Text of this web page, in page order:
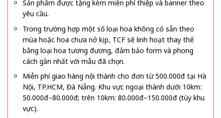
Sản phẩm được tặng kèm miễn phí thiệp và banner theo
yêu cầu.
Trong trường hợp một số loại hoa không có sẵn theo
mùa hoặc hoa chưa nở kịp, TCF sẽ linh hoạt thay thế
bằng loại hoa tương đương, đảm bảo form và phong
cách gần nhất với mẫu đã chọn.
Miễn phí giao hàng nội thành cho đơn từ 500.000đ tại Hà
Nội, TP.HCM, Đà Nẵng. Khu vực ngoại thành dưới 10km:
50.000đ–80.000đ; trên 10km: 80.000đ–150.000đ (tùy khu
vực).